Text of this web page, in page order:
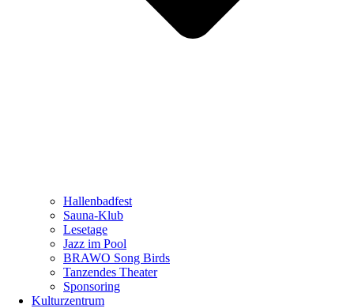
Hallenbadfest
Sauna-Klub
Lesetage
Jazz im Pool
BRAWO Song Birds
Tanzendes Theater
Sponsoring
Kulturzentrum